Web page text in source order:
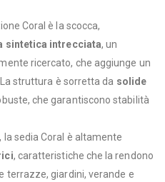
Coral è la scocca,
sintetica intrecciata, un
ricercato, che aggiunge un
struttura è sorretta da solide
che garantiscono stabilità
sedia Coral è altamente
, caratteristiche che la rendono
terrazze, giardini, verande e